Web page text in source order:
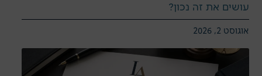
עושים את זה נכון?
אוגוסט 2, 2026